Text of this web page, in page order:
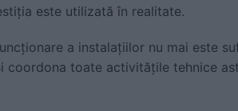
este utilizată în realitate.
a instalațiilor nu mai este
coordona toate activitățile tehnice